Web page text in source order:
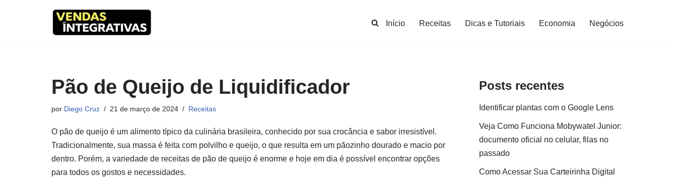
Início Receitas Dicas e Tutoriais Economia Negócios
Pão de Queijo de Liquidificador
por Diego Cruz 21 de março de 2024 Receitas
O pão de queijo é um alimento típico da culinária brasileira, conhecido por sua crocância e sabor irresistível.
Tradicionalmente, sua massa é feita com polvilho e queijo, o que resulta em um pãozinho dourado e macio por
dentro. Porém, a variedade de receitas de pão de queijo é enorme e hoje em dia é possível encontrar opções
para todos os gostos e necessidades.
Posts recentes
Identificar plantas com o Google Lens
Veja Como Funciona Mobywatel Junior:
documento oficial no celular, filas no
passado
Como Acessar Sua Carteirinha Digital